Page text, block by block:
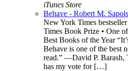
iTunes Store
Behave - Robert M.
New York Times
Times Book Prize • One
Best Books of the Year
Behave is one of the best
read.” —David P. Barash,
has my vote for […]